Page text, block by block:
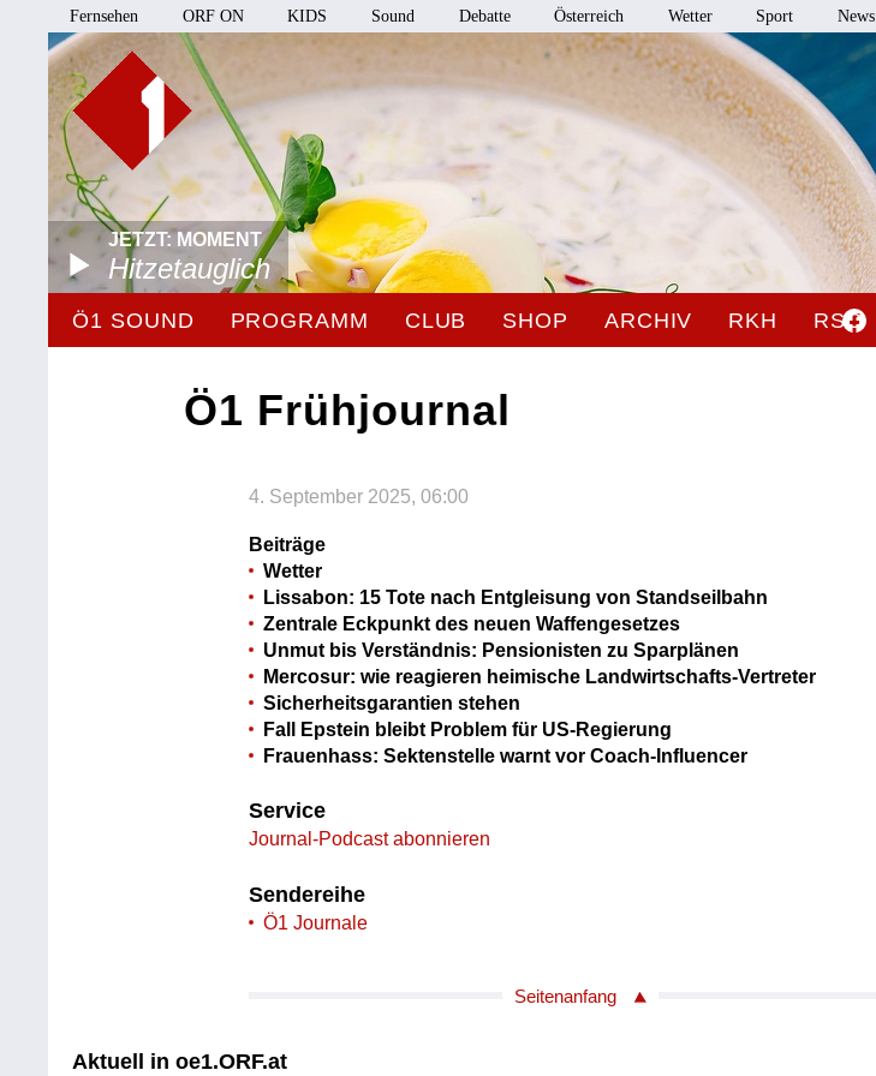
Fernsehen ORF ON KIDS Sound Debatte Österreich Wetter Sport News
JETZT: MOMENT
Hitzetauglich
Ö1 SOUND PROGRAMM CLUB SHOP ARCHIV RKH RSO
Ö1 Frühjournal
4. September 2025, 06:00
Beiträge
Wetter
Lissabon: 15 Tote nach Entgleisung von Standseilbahn
Zentrale Eckpunkt des neuen Waffengesetzes
Unmut bis Verständnis: Pensionisten zu Sparplänen
Mercosur: wie reagieren heimische Landwirtschafts-Vertreter
Sicherheitsgarantien stehen
Fall Epstein bleibt Problem für US-Regierung
Frauenhass: Sektenstelle warnt vor Coach-Influencer
Service
Journal-Podcast abonnieren
Sendereihe
Ö1 Journale
Seitenanfang
Aktuell in oe1.ORF.at